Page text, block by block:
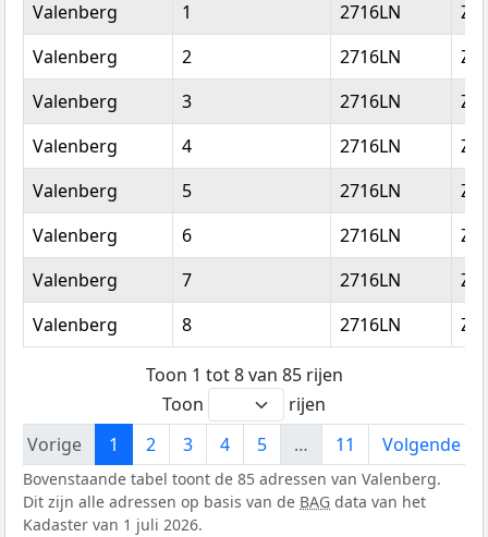
Valenberg 1 2716LN
Valenberg
2 2716LN
Valenberg
3 2716LN
Valenberg
4 2716LN
Valenberg
5 2716LN
Valenberg
6 2716LN
Valenberg
7 2716LN
Valenberg
8 2716LN
Toon 1 tot 8 van 85 rijen
Toon
rijen
Vorige
1 2 3 4 5 … 11 Volgende
Bovenstaande tabel toont de 85 adressen van Valenberg.
Dit zijn alle adressen op basis van de BAG data van het
Kadaster van 1 juli 2026.